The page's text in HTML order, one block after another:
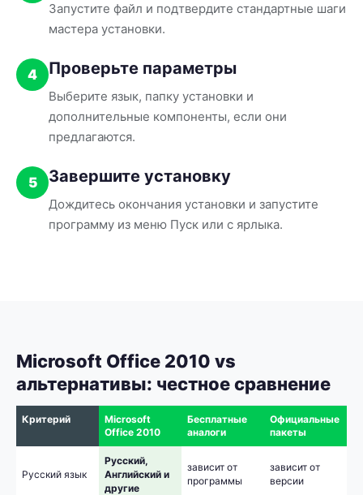
Запустите файл и подтвердите стандартные шаги
мастера установки.
4 Проверьте параметры
Выберите язык, папку установки и
дополнительные компоненты, если они
предлагаются.
5 Завершите установку
Дождитесь окончания установки и запустите
программу из меню Пуск или с ярлыка.
Microsoft Office 2010 vs
альтернативы: честное сравнение
Критерий
Microsoft
Office 2010
Бесплатные
аналоги
Официальные
пакеты
Русский язык
Русский,
Английский и
другие
зависит от
программы
зависит от
версии